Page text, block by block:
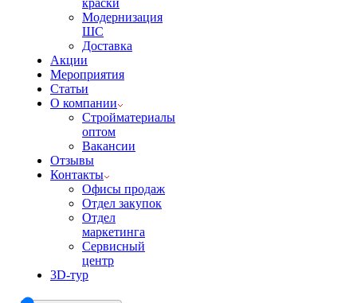
краски
Модернизация
ШС
Доставка
Акции
Мероприятия
Статьи
О компании
Стройматериалы
оптом
Вакансии
Отзывы
Контакты
Офисы продаж
Отдел закупок
Отдел
маркетинга
Сервисный
центр
3D-тур